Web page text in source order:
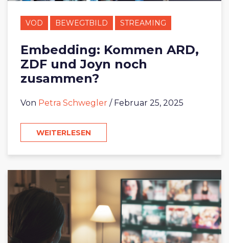
VOD BEWEGTBILD STREAMING
Embedding: Kommen ARD,
ZDF und Joyn noch
zusammen?
Von Petra Schwegler / Februar 25, 2025
WEITERLESEN